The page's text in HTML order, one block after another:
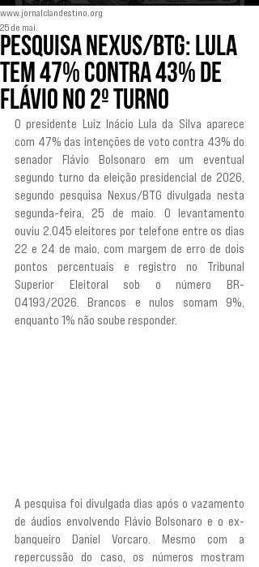
Pesquisa Nexus/BTG: Lula
tem 47% contra 43% de
Flávio no 2º turno
www.jornalclandestino.org
25 de mai.
O presidente Luiz Inácio Lula da Silva aparece
com 47% das intenções de voto contra 43% do
senador Flávio Bolsonaro em um eventual
segundo turno da eleição presidencial de 2026,
segundo pesquisa Nexus/BTG divulgada nesta
segunda-feira, 25 de maio. O levantamento
ouviu 2.045 eleitores por telefone entre os dias
22 e 24 de maio, com margem de erro de dois
pontos percentuais e registro no Tribunal
Superior Eleitoral sob o número BR-
04193/2026. Brancos e nulos somam 9%,
enquanto 1% não soube responder.
A pesquisa foi divulgada dias após o vazamento
de áudios envolvendo Flávio Bolsonaro e o ex-
banqueiro Daniel Vorcaro. Mesmo com a
repercussão do caso, os números mostram